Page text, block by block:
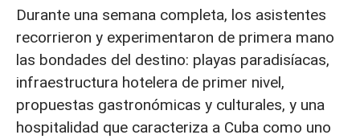
Durante una semana completa, los asistentes
recorrieron y experimentaron de primera mano
las bondades del destino: playas paradisíacas,
infraestructura hotelera de primer nivel,
propuestas gastronómicas y culturales, y una
hospitalidad que caracteriza a Cuba como uno